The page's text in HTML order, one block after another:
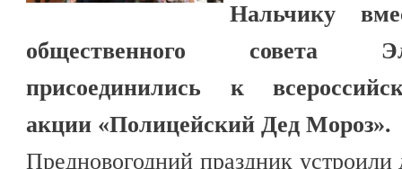
Нальчику
общественного совета
присоединились к
акции «Полицейский Дед Мороз».
Предновогодний праздник